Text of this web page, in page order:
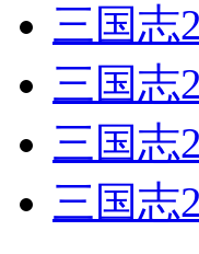
三国志
三国志
三国志
三国志